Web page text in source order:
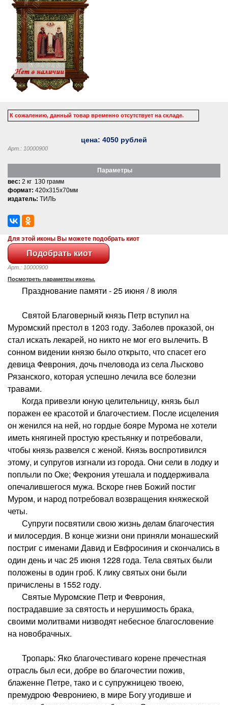
К сожалению, данный товар временно отсутствует на складе.
цена: 4050 рублей
Арт.: 10000900
Параметры
вес: 2 кг 130 грамм
формат: 420x315x70мм
издатель: ТИЛЬ
Для этой иконы Вы можете подобрать киот
Арт.: 10000900
Посмотреть параметры иконы.
Празднование памяти - 25 июня / 8 июля
Святой Благоверный князь Петр вступил на
Муромский престол в 1203 году. Заболев проказой, он
стал искать лекарей, но никто не мог его вылечить. В
сонном видении князю было открыто, что спасет его
девица Феврония, дочь пчеловода из села Лысково
Рязанского, которая успешно лечила все болезни
травами.
Когда привезли юную целительницу, князь был
поражен ее красотой и благочестием. После исцеления
он женился на ней, но гордые бояре Мурома не хотели
иметь княгиней простую крестьянку и потребовали,
чтобы князь развелся с женой. Князь воспротивился
этому, и супругов изгнали из города. Они сели в лодку и
поплыли по Оке; Фекрония утешала и поддерживала
опечалившегося мужа. Вскоре гнев Божий постиг
Муром, и народ потребовал возвращения княжеской
четы.
Супруги посвятили свою жизнь делам благочестия
и милосердия. В конце жизни они приняли монашеский
постриг с именами Давид и Евфросиния и скончались в
один день и час 25 июня 1228 года. Тела святых были
положены в один гроб. К лику святых они были
причислены в 1552 году.
Святые Муромские Петр и Феврония,
пострадавшие за святость и нерушимость брака,
своими молитвами низводят небесное благословение
на новобрачных.
Тропарь: Яко благочестиваго корене пречестная
отрасль был еси, добре во благочестии пожив,
блаженне Петре, тако и с супружницею твоею,
премудрою Феврониею, в мире Богу угодивше и